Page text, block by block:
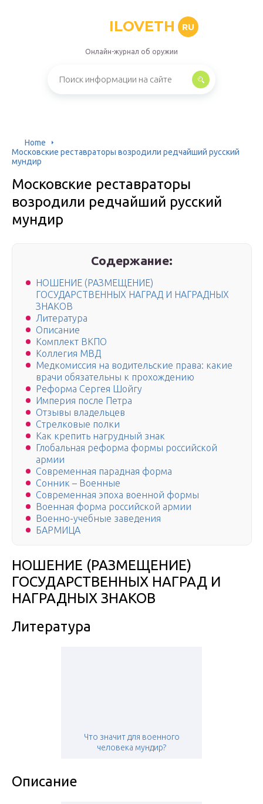
ILOVETH RU
Онлайн-журнал об оружии
Home
Московские реставраторы возродили редчайший русский
мундир
Московские реставраторы
возродили редчайший русский
мундир
Содержание:
НОШЕНИЕ (РАЗМЕЩЕНИЕ)
ГОСУДАРСТВЕННЫХ НАГРАД И НАГРАДНЫХ
ЗНАКОВ
Литература
Описание
Комплект ВКПО
Коллегия МВД
Медкомиссия на водительские права: какие
врачи обязательны к прохождению
Реформа Сергея Шойгу
Империя после Петра
Отзывы владельцев
Стрелковые полки
Как крепить нагрудный знак
Глобальная реформа формы российской
армии
Современная парадная форма
Сонник – Военные
Современная эпоха военной формы
Военная форма российской армии
Военно-учебные заведения
БАРМИЦА
НОШЕНИЕ (РАЗМЕЩЕНИЕ)
ГОСУДАРСТВЕННЫХ НАГРАД И
НАГРАДНЫХ ЗНАКОВ
Литература
Что значит для военного
человека мундир?
Описание